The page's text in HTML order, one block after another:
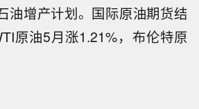
油增产计划。国际原油期货结
原油5月涨1.21%，布伦特原